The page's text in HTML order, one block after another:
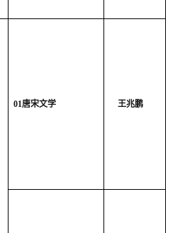
01唐宋文学 王兆鹏